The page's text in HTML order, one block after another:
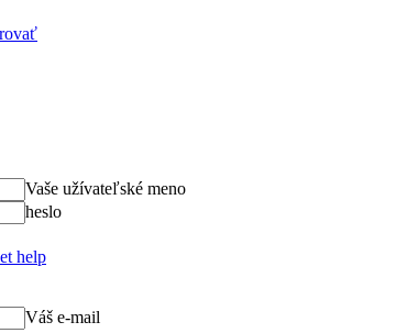
Vaše užívateľské meno
heslo
help
Váš e-mail